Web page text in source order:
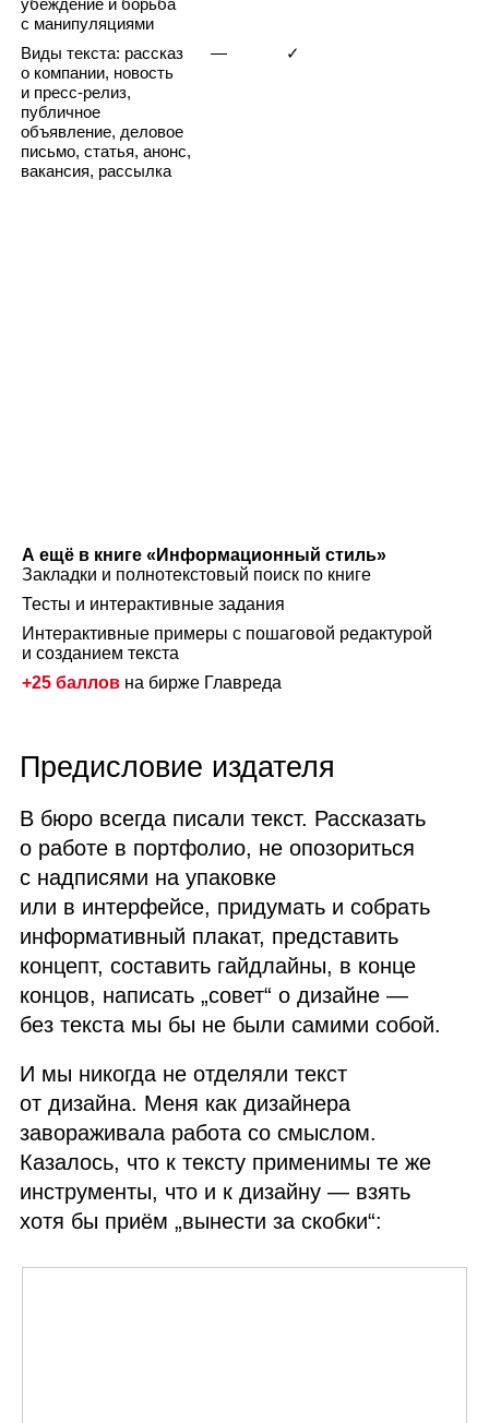
убеждение и борьба
с манипуляциями
Виды текста: рассказ
о компании, новость
и пресс‑релиз,
публичное
объявление, деловое
письмо, статья, анонс,
вакансия, рассылка
— ✓
А ещё в книге «Информационный стиль»
Закладки и полнотекстовый поиск по книге
Тесты и интерактивные задания
Интерактивные примеры с пошаговой редактурой
и созданием текста
+25 баллов на бирже Главреда
Предисловие издателя
В бюро всегда писали текст. Рассказать
о работе в портфолио, не опозориться
с надписями на упаковке
или в интерфейсе, придумать и собрать
информативный плакат, представить
концепт, составить гайдлайны, в конце
концов, написать „совет“ о дизайне —
без текста мы бы не были самими собой.
И мы никогда не отделяли текст
от дизайна. Меня как дизайнера
завораживала работа со смыслом.
Казалось, что к тексту применимы те же
инструменты, что и к дизайну — взять
хотя бы приём „вынести за скобки“: